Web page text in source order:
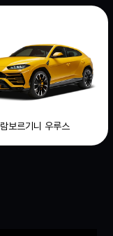
람보르기니 우루스